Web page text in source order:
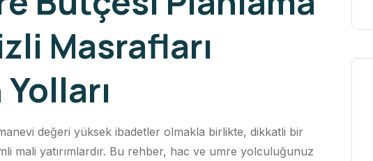
Masrafları
değeri yüksek ibadetler olmakla birlikte, dikkatli bir
mali yatırımlardır. Bu rehber, hac ve umre yolculuğunuz